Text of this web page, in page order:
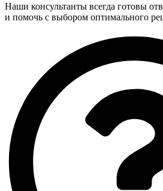
Наши консультанты всегда готовы
и помочь с выбором оптимального